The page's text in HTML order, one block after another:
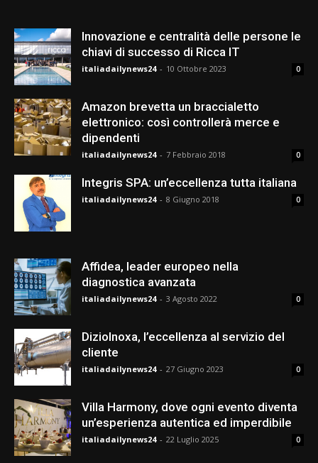
Innovazione e centralità delle persone le
chiavi di successo di Ricca IT
italiadailynews24 - 10 Ottobre 2023 0
Amazon brevetta un braccialetto
elettronico: così controllerà merce e
dipendenti
italiadailynews24 - 7 Febbraio 2018 0
Integris SPA: un’eccellenza tutta italiana
italiadailynews24 - 8 Giugno 2018 0
Affidea, leader europeo nella
diagnostica avanzata
italiadailynews24 - 3 Agosto 2022 0
DizioInoxa, l’eccellenza al servizio del
cliente
italiadailynews24 - 27 Giugno 2023 0
Villa Harmony, dove ogni evento diventa
un’esperienza autentica ed imperdibile
italiadailynews24 - 22 Luglio 2025 0